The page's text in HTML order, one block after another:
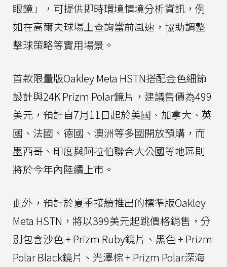
眼鏡」，可提供即時環境情境分析資訊，例
如在高爾夫球場上查詢當前風速，協助調整
擊球策略等實用場景。
首款限量版Oakley Meta HSTN搭配金色細節
設計與24K Prizm Polar鏡片，建議售價為499
美元，預計自7月11日起於美國、加拿大、英
國、法國、德國、澳洲等多國開放預購，而
墨西哥、印度與阿拉伯聯合大公國等地區則
將於今年內陸續上市。
此外，預計於夏季接續推出的標準版Oakley
Meta HSTN，將以399美元起跳價格銷售，分
別包含沙色 + Prizm Ruby鏡片、黑色 + Prizm
Polar Black鏡片、光澤棕 + Prizm Polar深海